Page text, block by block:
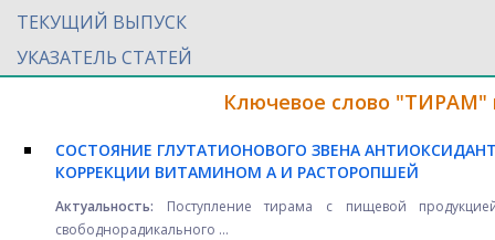
ТЕКУЩИЙ ВЫПУСК
УКАЗАТЕЛЬ СТАТЕЙ
Ключевое слово "ТИРАМ"
СОСТОЯНИЕ ГЛУТАТИОНОВОГО ЗВЕНА
КОРРЕКЦИИ ВИТАМИНОМ А И РАСТОРОПШЕЙ
Актуальность: Поступление тирама с пищевой
свободнорадикального ...